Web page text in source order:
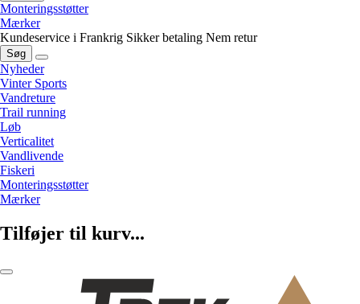
Monteringsstøtter
Mærker
Kundeservice i Frankrig Sikker betaling Nem retur
Søg
Nyheder
Vinter Sports
Vandreture
Trail running
Løb
Verticalitet
Vandlivende
Fiskeri
Monteringsstøtter
Mærker
Tilføjer til kurv...